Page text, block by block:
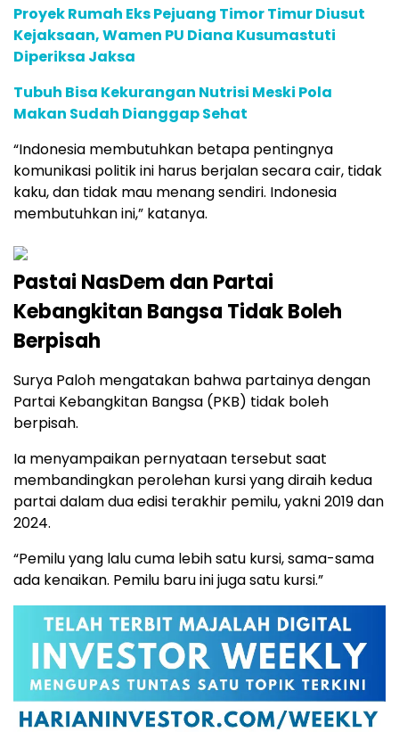
Proyek Rumah Eks Pejuang Timor Timur Diusut
Kejaksaan, Wamen PU Diana Kusumastuti
Diperiksa Jaksa
Tubuh Bisa Kekurangan Nutrisi Meski Pola
Makan Sudah Dianggap Sehat
“Indonesia membutuhkan betapa pentingnya
komunikasi politik ini harus berjalan secara cair, tidak
kaku, dan tidak mau menang sendiri. Indonesia
membutuhkan ini,” katanya.
Pastai NasDem dan Partai
Kebangkitan Bangsa Tidak Boleh
Berpisah
Surya Paloh mengatakan bahwa partainya dengan
Partai Kebangkitan Bangsa (PKB) tidak boleh
berpisah.
Ia menyampaikan pernyataan tersebut saat
membandingkan perolehan kursi yang diraih kedua
partai dalam dua edisi terakhir pemilu, yakni 2019 dan
2024.
“Pemilu yang lalu cuma lebih satu kursi, sama-sama
ada kenaikan. Pemilu baru ini juga satu kursi.”